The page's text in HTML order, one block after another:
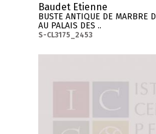
Baudet Etienne
BUSTE ANTIQUE DE MARBRE
AU PALAIS DES ..
S-CL3175_2453